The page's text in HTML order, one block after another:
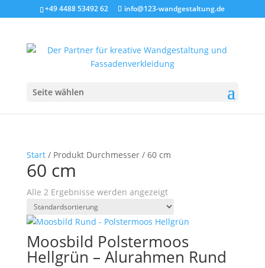
+49 4488 53492 62 info@123-wandgestaltung.de
Seite wählen
Start/ Produkt Durchmesser / 60 cm
60 cm
Alle 2 Ergebnisse werden angezeigt
Moosbild Polstermoos
Hellgrün – Alurahmen Rund